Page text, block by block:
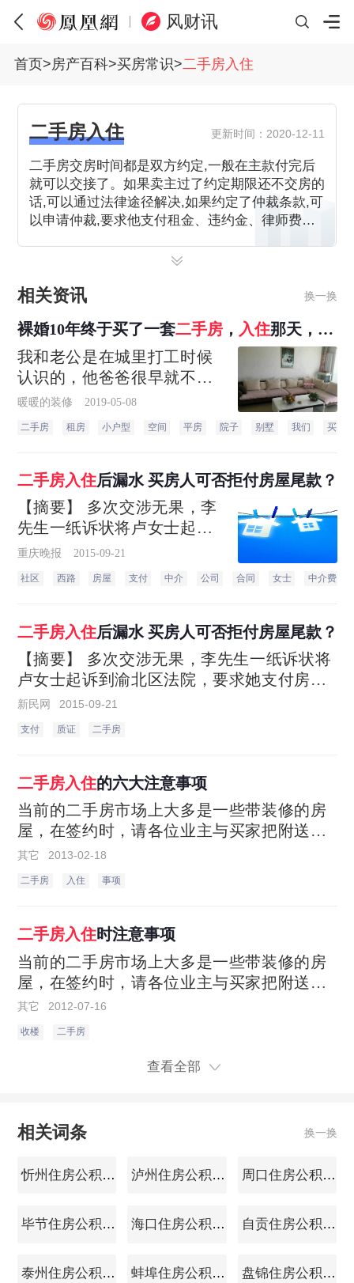
风财讯
首页>房产百科>买房常识>二手房入住
二手房入住 更新时间：2020-12-11
二手房交房时间都是双方约定,一般在主款付完后
就可以交接了。如果卖主过了约定期限还不交房的
话,可以通过法律途径解决,如果约定了仲裁条款,可
以申请仲裁,要求他支付租金、违约金、律师费、
相关资讯 换一换
裸婚10年终于买了一套二手房， 入住那天，幸
福得想哭！
我和老公是在城里打工时候
认识的，他爸爸很早就不在
了，妈妈也改嫁了，家里只
有三间破旧的平房和一个小
对，说无论如何也不会让我
嫁给他
暖暖的装修 2019-05-08
二手房 租房 小户型 空间 平房 院子 别墅 我们 买了
二手房入住后漏水 买房人可否拒付房屋尾款？
【摘要】 多次交涉无果，李
先生一纸诉状将卢女士起诉
到渝北区法院，要求她支付
房屋尾款并承担违约责任。
法院，要求她支付房屋尾款
并承担违约责任。
重庆晚报 2015-09-21
社区 西路 房屋 支付 中介 公司 合同 女士 中介费
二手房入住后漏水 买房人可否拒付房屋尾款？
【摘要】 多次交涉无果，李先生一纸诉状将
卢女士起诉到渝北区法院，要求她支付房屋
尾款并承担违约责任。2013年6月，购房人张
某与重庆某房地产中介公司、卖房人张某签
新民网 2015-09-21
支付 质证 二手房
二手房入住的六大注意事项
当前的二手房市场上大多是一些带装修的房
屋，在签约时，请各位业主与买家把附送的
物品列明清单及数量，对于一些家电产品建
议列明型号、牌子等，方便收楼时核对物品
其它 2013-02-18
二手房 入住 事项
二手房入住时注意事项
当前的二手房市场上大多是一些带装修的房
屋，在签约时，请各位业主与买家把附送的
物品列明清单及数量，对于一些家电产品建
议列明型号、牌子等，方便收楼时核对物品
其它 2012-07-16
收楼 二手房
查看全部
相关词条 换一换
忻州住房公积金查询 泸州住房公积金查询 周口住房公积金查询
毕节住房公积金查询 海口住房公积金查询 自贡住房公积金查询
泰州住房公积金查询 蚌埠住房公积金查询 盘锦住房公积金查询